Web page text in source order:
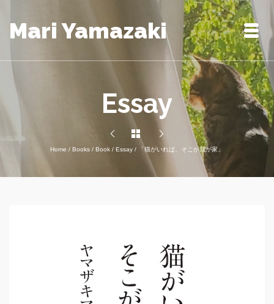
Mari Yamazaki
Essay
Home / Books / Book / Essay / 「猫がいれば、そこが我が家」